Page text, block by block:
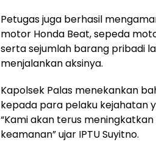
Petugas juga berhasil
motor Honda Beat, sepeda
serta sejumlah barang pribadi
menjalankan aksinya.
Kapolsek Palas menekankan
kepada para pelaku kejahatan
“Kami akan terus
keamanan” ujar IPTU Suyitno.